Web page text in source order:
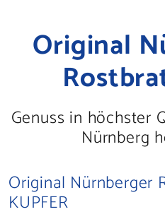
Original
Genuss in höchster
Nürnberg
Original Nürnberger
KUPFER